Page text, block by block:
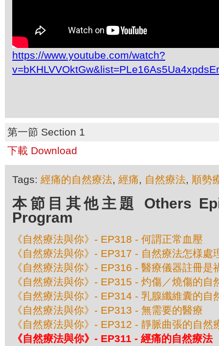
https://www.youtube.com/watch?
第一節 Section 1
下載 Download
Tags: 經痛的自然療法, 經痛, 自然療法, 順勢
本節目其他主題 Others
Program
《自然療法與你》- EP318 - 何謂正常血壓
《自然療法與你》- EP317 - 自然療法怎様處
《自然療法與你》- EP316 - 醫療儀器註冊是
《自然療法與你》- EP315 - 灼傷／燒傷的自
《自然療法與你》- EP314 - 乳腺纖維囊的自
《自然療法與你》- EP313 - 無需要的醫療
《自然療法與你》- EP312 - 靜脈曲張的自然
《自然療法與你》- EP311 - 經痛的自然療法